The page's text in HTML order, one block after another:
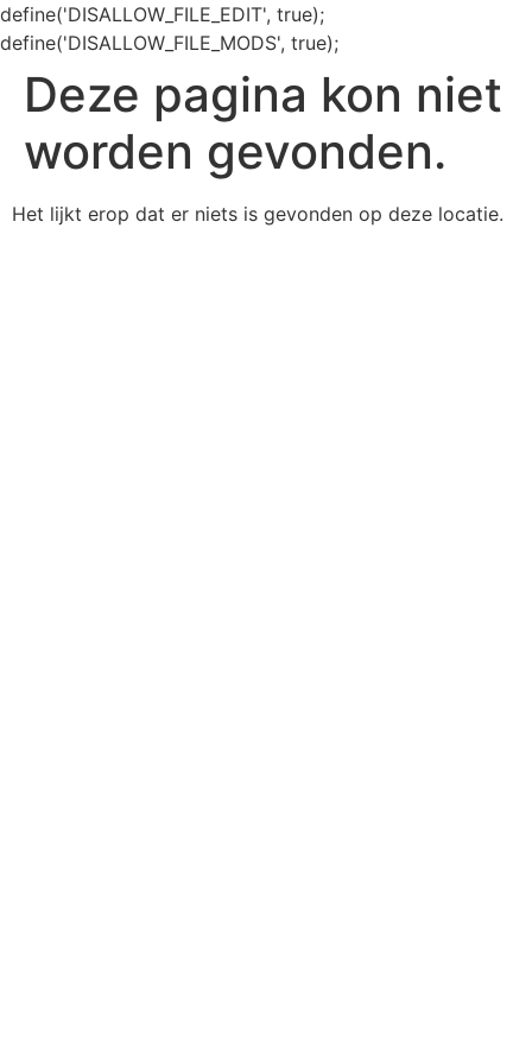
define('DISALLOW_FILE_EDIT', true);
define('DISALLOW_FILE_MODS', true);
Deze pagina kon niet
worden gevonden.
Het lijkt erop dat er niets is gevonden op deze locatie.